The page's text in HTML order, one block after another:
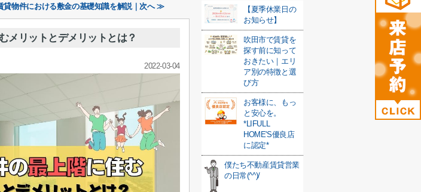
貸物件における敷金の基礎知識を解説｜次へ ≫
メリットとデメリットとは？
2022-03-04
【夏季休業日の
お知らせ】
吹田市で賃貸を
探す前に知って
おきたい｜エリ
ア別の特徴と選
び方
お客様に、もっ
と安心を。
*LIFULL
HOME'S優良店
に認定*
僕たち不動産賃貸営業
の日常(^^)/